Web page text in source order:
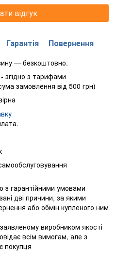
відгук
Гарантія Повернення
— безкоштовно.
згідно з тарифами
замовлення від 500 грн)
з гарантійними умовами
дві причини, за якими
або обмін купленого ним
виробником якості
всім вимогам, але з
покупця